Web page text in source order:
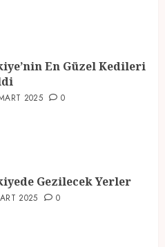
En Güzel Kedileri
2025 0
Gezilecek Yerler
2025 0